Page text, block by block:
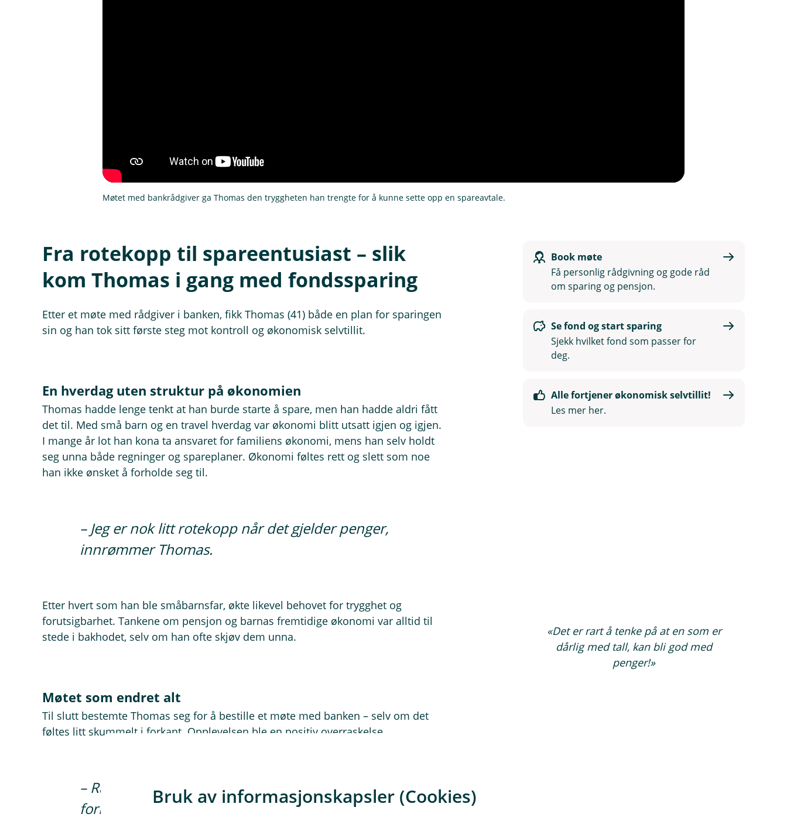
Møtet med bankrådgiver ga Thomas den tryggheten han trengte for å kunne sette opp en spareavtale.
Fra rotekopp til spareentusiast – slik
kom Thomas i gang med fondssparing
Etter et møte med rådgiver i banken, fikk Thomas (41) både en plan for sparingen
sin og han tok sitt første steg mot kontroll og økonomisk selvtillit.
En hverdag uten struktur på økonomien
Thomas hadde lenge tenkt at han burde starte å spare, men han hadde aldri fått
det til. Med små barn og en travel hverdag var økonomi blitt utsatt igjen og igjen.
I mange år lot han kona ta ansvaret for familiens økonomi, mens han selv holdt
seg unna både regninger og spareplaner. Økonomi føltes rett og slett som noe
han ikke ønsket å forholde seg til.
– Jeg er nok litt rotekopp når det gjelder penger,
innrømmer Thomas.
Etter hvert som han ble småbarnsfar, økte likevel behovet for trygghet og
forutsigbarhet. Tankene om pensjon og barnas fremtidige økonomi var alltid til
stede i bakhodet, selv om han ofte skjøv dem unna.
Møtet som endret alt
Til slutt bestemte Thomas seg for å bestille et møte med banken – selv om det
føltes litt skummelt i forkant. Opplevelsen ble en positiv overraskelse.
– Rådgiveren møtte meg på en jordnær måte, og
forklarte mulighetene på et språk jeg kunne
Book møte
Få personlig rådgivning og gode råd
om sparing og pensjon.
Se fond og start sparing
Sjekk hvilket fond som passer for
deg.
Alle fortjener økonomisk selvtillit!
Les mer her.
«Det er rart å tenke på at en som er
dårlig med tall, kan bli god med
penger!»
Bruk av informasjonskapsler (Cookies)